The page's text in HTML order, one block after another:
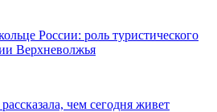
России: роль туристического
Верхневолжья
чем сегодня живет